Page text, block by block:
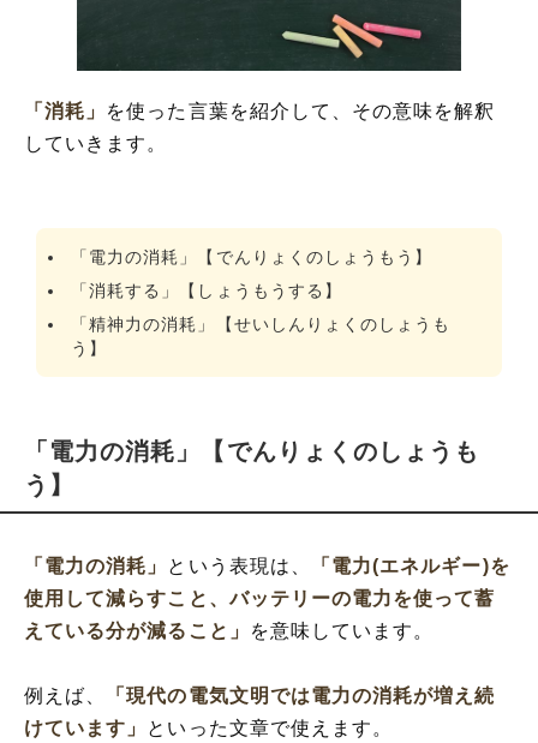
「消耗」
を使った言葉を紹介して、その意味を解釈
していきます。
「電力の消耗」【でんりょくのしょうもう】
「消耗する」【しょうもうする】
「精神力の消耗」【せいしんりょくのしょうも
う】
「電力の消耗」【でんりょくのしょうも
う】
「電力の消耗」 という表現は、
「電力(エネルギー)を
使用して減らすこと、バッテリーの電力を使って蓄
えている分が減ること」
を意味しています。
例えば、
「現代の電気文明では電力の消耗が増え続
けています」 といった文章で使えます。